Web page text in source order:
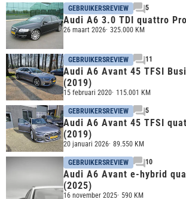
GEBRUIKERSREVIEW 5
Audi A6 3.0 TDI quattro
26 maart 2026 325.000 KM
GEBRUIKERSREVIEW 11
Audi A6 Avant 45 TFSI
(2019)
15 februari 2020 115.001 KM
GEBRUIKERSREVIEW 5
Audi A6 Avant 45 TFSI
(2019)
20 januari 2026 89.550 KM
GEBRUIKERSREVIEW 10
Audi A6 Avant e-hybrid
(2025)
16 november 2025 590 KM